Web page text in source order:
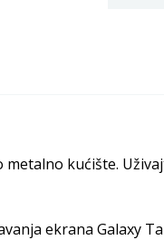
kućište.
ekrana Galaxy